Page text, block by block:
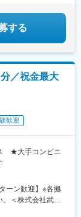
新瑞橋駅、大曽根
駅(兵庫県・阪神
駅(ＴＸ)、新御徒
、常永駅、湘南台
、泉駅(常磐線)、
味岡駅、大海駅、
町駅、近鉄名古
新王寺駅、三宮・
、馬車道駅、芝公
駅、神戸三宮駅
する
／祝金最大
歓迎
ス ★大手コンビニ
ーン歓迎】※各拠
。＜株式会社武蔵
〇千葉県・千葉